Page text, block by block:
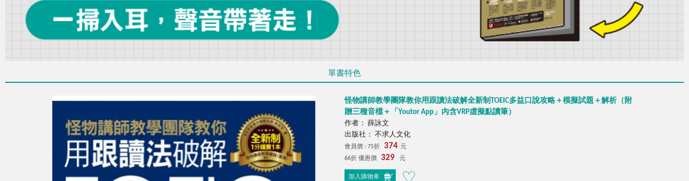
單書特色
怪物講師教學團隊教你用跟讀法破解全新制TOEIC多益口說攻略＋模擬試題＋解析（附
贈三種音檔＋「Youtor App」內含VRP虛擬點讀筆）
作者： 薛詠文
出版社： 不求人文化
會員價 : 75折 374 元
66折 優惠價
329 元
加入購物車